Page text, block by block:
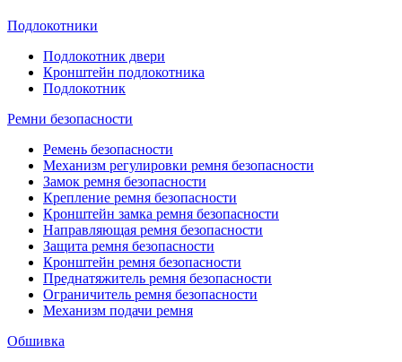
Подлокотники
Подлокотник двери
Кронштейн подлокотника
Подлокотник
Ремни безопасности
Ремень безопасности
Механизм регулировки ремня безопасности
Замок ремня безопасности
Крепление ремня безопасности
Кронштейн замка ремня безопасности
Направляющая ремня безопасности
Защита ремня безопасности
Кронштейн ремня безопасности
Преднатяжитель ремня безопасности
Ограничитель ремня безопасности
Механизм подачи ремня
Обшивка